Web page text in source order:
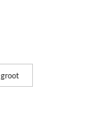
groot